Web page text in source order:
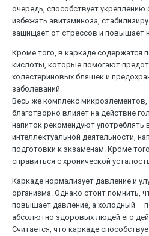
очередь, способствует укреплению
избежать авитаминоза,
защищает от стрессов и повышает
Кроме того, в каркаде содержатся
кислоты, которые помогают
холестериновых бляшек и
заболеваний.
Весь же комплекс
благотворно влияет на действие
напиток рекомендуют употреблять
интеллектуальной деятельности,
подготовки к экзаменам. Кроме
справиться с хронической
Каркаде нормализует давление и
организма. Однако стоит помнить,
повышает давление, а холодный –
абсолютно здоровых людей его
Считается, что каркаде